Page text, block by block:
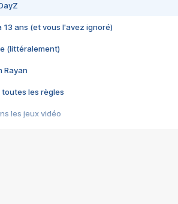
13 ans (et vous l'avez ignoré)
(littéralement)
Rayan
toutes les règles
les jeux vidéo